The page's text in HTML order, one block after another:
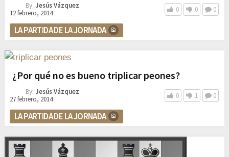
By: Jesús Vázquez
12 febrero, 2014
0 0 0
LA PARTIDA DE LA JORNADA
¿Por qué no es bueno triplicar peones?
By: Jesús Vázquez
27 febrero, 2014
0 1 0
LA PARTIDA DE LA JORNADA